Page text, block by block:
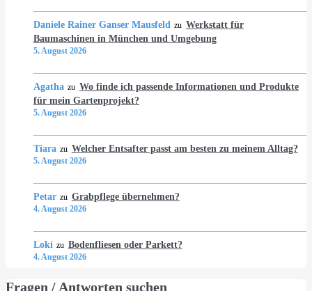
Daniele Rainer Ganser Mausfeld zu Werkstatt für
Baumaschinen in München und Umgebung
5. August 2026
Agatha zu Wo finde ich passende Informationen und Produkte
für mein Gartenprojekt?
5. August 2026
Tiara zu Welcher Entsafter passt am besten zu meinem Alltag?
5. August 2026
Petar zu Grabpflege übernehmen?
4. August 2026
Loki zu Bodenfliesen oder Parkett?
4. August 2026
Fragen / Antworten suchen